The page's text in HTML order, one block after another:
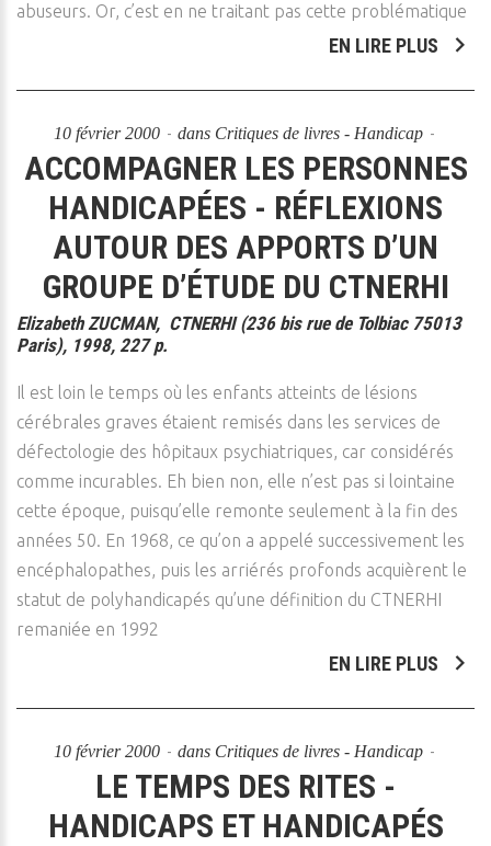
abuseurs. Or, c’est en ne traitant pas cette problématique
EN LIRE PLUS
10 février 2000 dans Critiques de livres - Handicap
ACCOMPAGNER LES PERSONNES
HANDICAPÉES - RÉFLEXIONS
AUTOUR DES APPORTS D’UN
GROUPE D’ÉTUDE DU CTNERHI
Elizabeth ZUCMAN, CTNERHI (236 bis rue de Tolbiac 75013
Paris), 1998, 227 p.
Il est loin le temps où les enfants atteints de lésions
cérébrales graves étaient remisés dans les services de
défectologie des hôpitaux psychiatriques, car considérés
comme incurables. Eh bien non, elle n’est pas si lointaine
cette époque, puisqu’elle remonte seulement à la fin des
années 50. En 1968, ce qu’on a appelé successivement les
encéphalopathes, puis les arriérés profonds acquièrent le
statut de polyhandicapés qu’une définition du CTNERHI
remaniée en 1992
EN LIRE PLUS
10 février 2000 dans Critiques de livres - Handicap
LE TEMPS DES RITES -
HANDICAPS ET HANDICAPÉS